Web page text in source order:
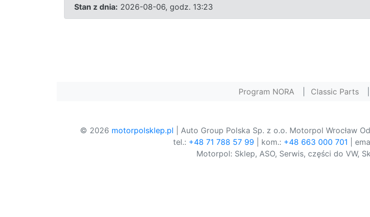
Stan z dnia: 2026-08-06, godz. 13:23
Program NORA Classic Parts
© 2026 motorpolsklep.pl | Auto Group Polska Sp. z o.o. Motorpol Wrocław
tel.: +48 71 788 57 99 | kom.: +48 663 000 701 |
Motorpol: Sklep, ASO, Serwis, części do VW,